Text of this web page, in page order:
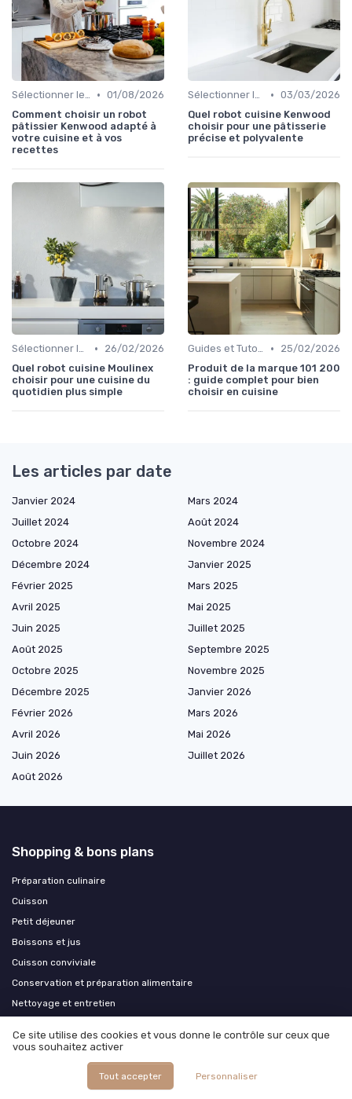
Sélectionner le Bon Appareil • 01/08/2026
Comment choisir un robot
pâtissier Kenwood adapté à
votre cuisine et à vos
recettes
Sélectionner le Bon Appareil • 03/03/2026
Quel robot cuisine Kenwood
choisir pour une pâtisserie
précise et polyvalente
Sélectionner le Bon Appareil •
26/02/2026
Quel robot cuisine Moulinex
choisir pour une cuisine du
quotidien plus simple
Guides et Tutoriels d'Utilisation •
25/02/2026
Produit de la marque 101 200
: guide complet pour bien
choisir en cuisine
Les articles par date
Janvier 2024
Mars 2024
Juillet 2024
Août 2024
Octobre 2024
Novembre 2024
Décembre 2024
Janvier 2025
Février 2025
Mars 2025
Avril 2025
Mai 2025
Juin 2025
Juillet 2025
Août 2025
Septembre 2025
Octobre 2025
Novembre 2025
Décembre 2025
Janvier 2026
Février 2026
Mars 2026
Avril 2026
Mai 2026
Juin 2026
Juillet 2026
Août 2026
Shopping & bons plans
Préparation culinaire
Cuisson
Petit déjeuner
Boissons et jus
Cuisson conviviale
Conservation et préparation alimentaire
Nettoyage et entretien
Cuisine extérieure et plein air
Ustensiles et batterie de cuisine
Ce site utilise des cookies et vous donne le contrôle sur ceux que
vous souhaitez activer
Tout accepter Personnaliser